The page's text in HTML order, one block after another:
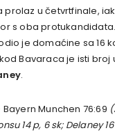
prolaz u četvrtfinale,
s oba protukandidata.
je domaćine sa 16
Bavaraca je isti broj
.
Munchen 76:69
14 p, 6 sk; Delaney